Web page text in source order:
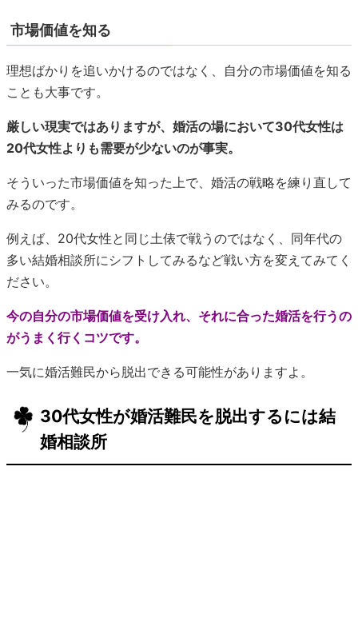
市場価値を知る
理想ばかりを追いかけるのではなく、自分の市場価値を知る
ことも大事です。
厳しい現実ではありますが、婚活の場において30代女性は
20代女性よりも需要が少ないのが事実。
そういった市場価値を知った上で、婚活の戦略を練り直して
みるのです。
例えば、20代女性と同じ土俵で戦うのではなく、同年代の
多い結婚相談所にシフトしてみるなど戦い方を変えてみてく
ださい。
今の自分の市場価値を受け入れ、それに合った婚活を行うの
がうまく行くコツです。
一気に婚活難民から脱出できる可能性がありますよ。
30代女性が婚活難民を脱出するには結
婚相談所